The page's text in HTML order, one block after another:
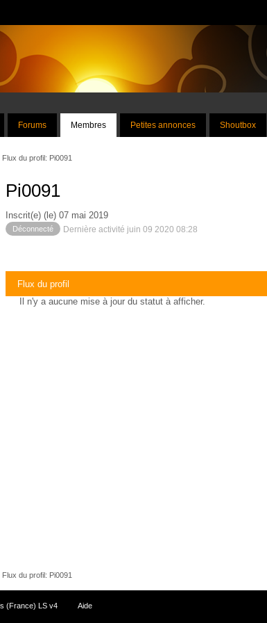
Forums Membres Petites annonces Shoutbox
du profil: Pi0091
Pi0091
Inscrit(e) (le) 07 mai 2019
Déconnecté Dernière activité juin 09 2020 08:28
Flux du profil
Il n'y a aucune mise à jour du statut à afficher.
du profil: Pi0091
(France) LS v4 Aide